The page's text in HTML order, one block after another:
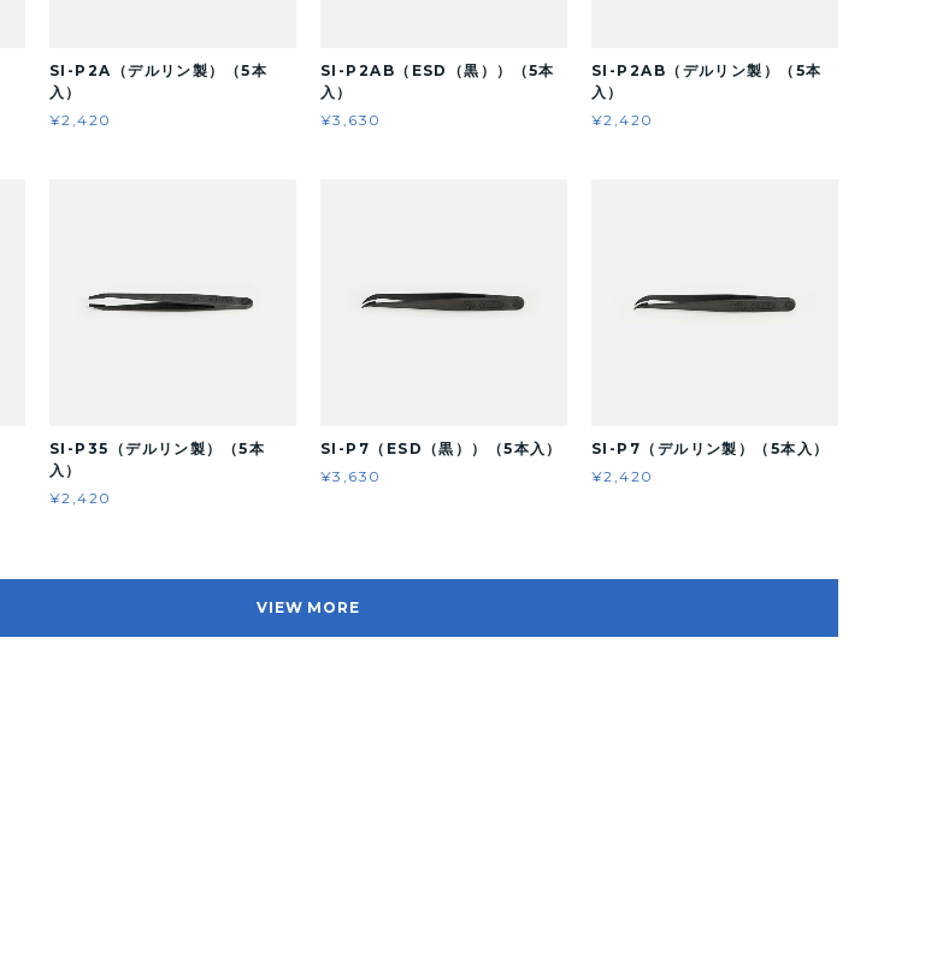
SI-P2A（デルリン製）（5本
入）
¥2,420
SI-P2AB（ESD（黒））（5本
入）
¥3,630
SI-P2AB（デルリン製）（5本
入）
¥2,420
SI-P35（デルリン製）（5本
入）
¥2,420
SI-P7（ESD（黒））（5本入）
¥3,630
SI-P7（デルリン製）（5本入）
¥2,420
VIEW MORE